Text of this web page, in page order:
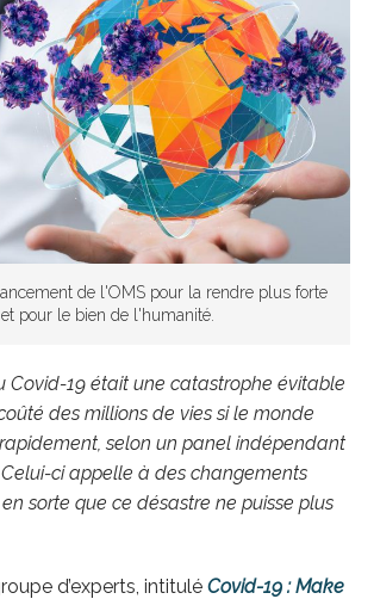
de l'OMS pour la rendre plus forte
et pour le bien de l'humanité.
Covid-19 était une catastrophe évitable
des millions de vies si le monde
selon un panel indépendant
ci appelle à des changements
sorte que ce désastre ne puisse plus
d’experts, intitulé Covid-19 : Make